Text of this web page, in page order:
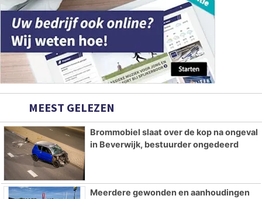
MEEST GELEZEN
Brommobiel slaat over de kop na ongeval
in Beverwijk, bestuurder ongedeerd
Meerdere gewonden en aanhoudingen